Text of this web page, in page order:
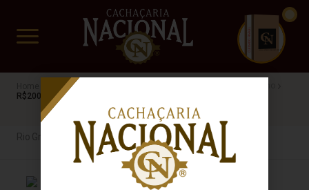
www.cachacarianacional.com.br
CUIDADO FRÁGIL
Cachaça
R$200 a R$500
Rio Grande do Sul